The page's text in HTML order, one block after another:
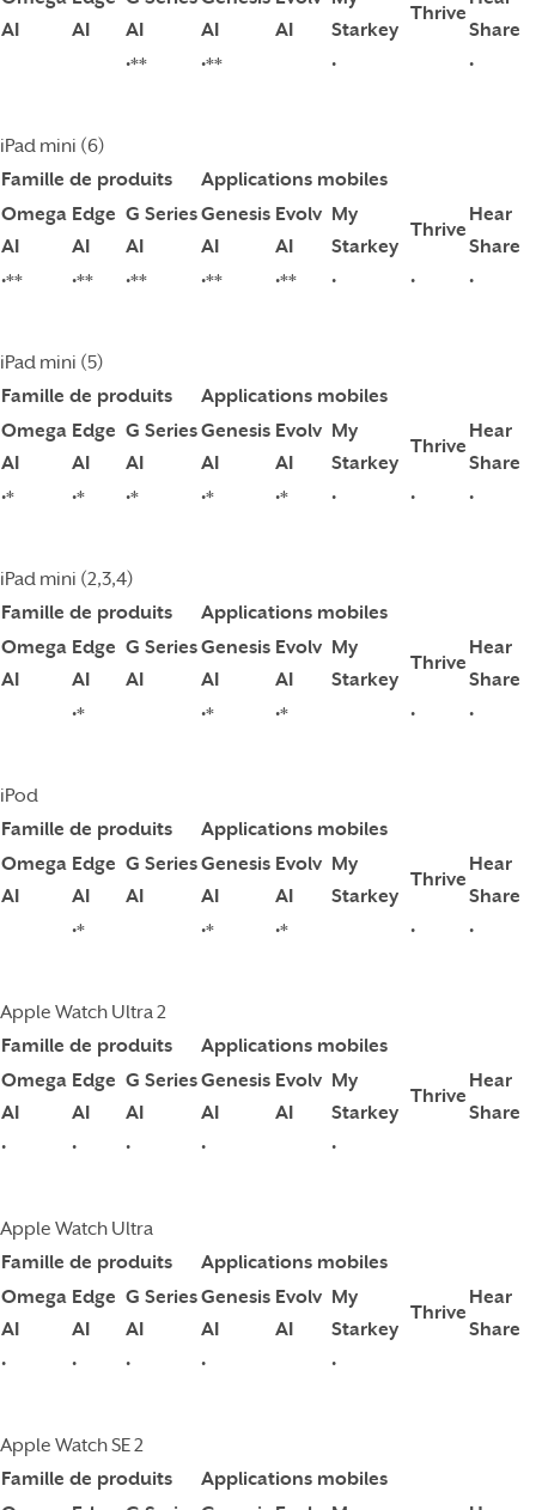
AI
AI
AI
AI
AI
Starkey
Thrive
Share
•**
•** • •
iPad mini (6)
Famille de produits
Applications mobiles
Omega
AI
Edge
AI
G Series
AI
Genesis
AI
Evolv
AI
My
Starkey
Thrive
Hear
Share
•**
•** •** •** •** • • •
iPad mini (5)
Famille de produits
Applications mobiles
Omega
AI
Edge
AI
G Series
AI
Genesis
AI
Evolv
AI
My
Starkey
Thrive
Hear
Share
•*
•* •* •* •* • • •
iPad mini (2,3,4)
Famille de produits
Applications mobiles
Omega
AI
Edge
AI
G Series
AI
Genesis
AI
Evolv
AI
My
Starkey
Thrive
Hear
Share
•*
•* •* • •
iPod
Famille de produits
Applications mobiles
Omega
AI
Edge
AI
G Series
AI
Genesis
AI
Evolv
AI
My
Starkey
Thrive
Hear
Share
•*
•* •* • •
Apple Watch Ultra 2
Famille de produits
Applications mobiles
Omega
AI
Edge
AI
G Series
AI
Genesis
AI
Evolv
AI
My
Starkey
Thrive
Hear
Share
•
• • • •
Apple Watch Ultra
Famille de produits
Applications mobiles
Omega
AI
Edge
AI
G Series
AI
Genesis
AI
Evolv
AI
My
Starkey
Thrive
Hear
Share
•
• • • •
Apple Watch SE 2
Famille de produits
Applications mobiles